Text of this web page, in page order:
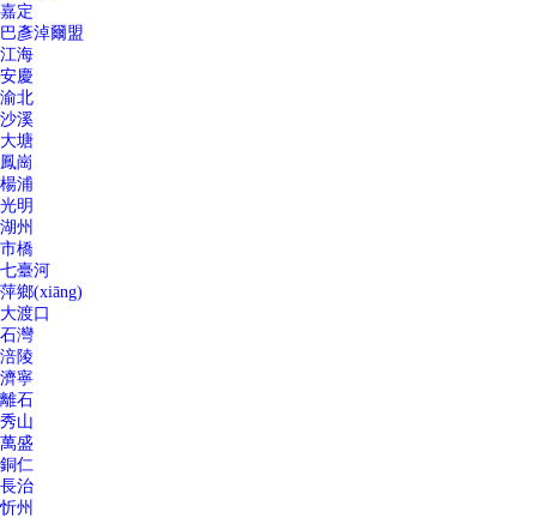
嘉定
巴彥淖爾盟
江海
安慶
渝北
沙溪
大塘
鳳崗
楊浦
光明
湖州
市橋
七臺河
萍鄉(xiāng)
大渡口
石灣
涪陵
濟寧
離石
秀山
萬盛
銅仁
長治
忻州